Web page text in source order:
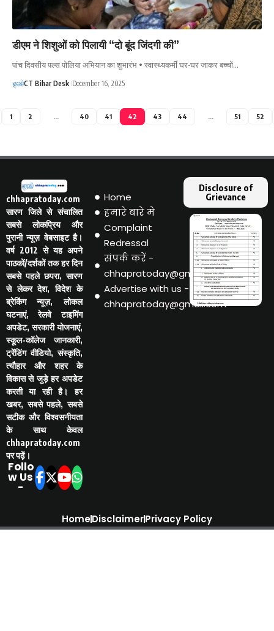
डीएम ने शिशुओं को पिलायी “दो बूंद जिंदगी की”
पांच दिवसीय पल्स पोलिया अभियान का शुभारंभ • स्वास्थ्यकर्मी घर-घर जाकर बच्चों…
CT Bihar Desk December 16, 2025
1 2 … 40 41 42 43 44 … 51 52
chhapratoday.com
सारण जिले से संचालित
सबसे लोकप्रिय और
पुरानी न्यूज़ वेबसाइट है।
वर्ष 2012 से यह अपने
पाठकों/दर्शकों तक हर दिन
सबसे पहले छपरा, सारण
से लेकर देश, विदेश के
ब्रेकिंग न्यूज़, लोकल
घटनाएं, रेलवे टाइमिंग
अपडेट, सरकारी योजनाएं,
स्कूल-कॉलेज जानकारी,
ट्रेंडिंग वीडियो, संस्कृति,
त्यौहार और शहर के
विकास से जुड़े हर अपडेट
करती या रही है। हर
खबर, सबसे पहले, सबसे
सटीक और विश्वसनीयता
के साथ केवल
chhapratoday.com
पर पढ़ें।
Follo
w Us
-
Home
हमारे बारे मे
Complaint
Redressal
संपर्क करें -
chhapratoday@gmail.com
Advertise with us -
chhapratoday@gmail.com
Disclosure of
Grievance
HomeDisclaimerPrivacy Policy